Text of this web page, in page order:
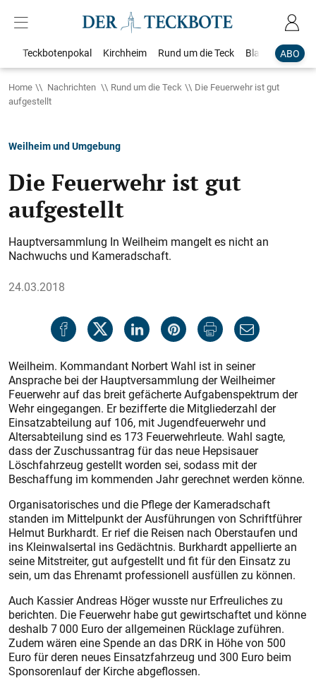
ABO
Teckbotenpokal Kirchheim Rund um die Teck Blaulicht
Home Nachrichten Rund um die Teck
Die Feuerwehr ist gut
aufgestellt
Weilheim und Umgebung
Die Feuerwehr ist gut
aufgestellt
Hauptversammlung In Weilheim mangelt es nicht an
Nachwuchs und Kameradschaft.
24.03.2018
Weilheim. Kommandant Norbert Wahl ist in seiner
Ansprache bei der Hauptversammlung der Weilheimer
Feuerwehr auf das breit gefächerte Aufgabenspektrum der
Wehr eingegangen. Er bezifferte die Mitgliederzahl der
Einsatzabteilung auf 106, mit Jugendfeuerwehr und
Altersabteilung sind es 173 Feuerwehrleute. Wahl sagte,
dass der Zuschussantrag für das neue Hepsisauer
Löschfahrzeug gestellt worden sei, sodass mit der
Beschaffung im kommenden Jahr gerechnet werden könne.
Organisatorisches und die Pflege der Kameradschaft
standen im Mittelpunkt der Ausführungen von Schriftführer
Helmut Burkhardt. Er rief die Reisen nach Oberstaufen und
ins Kleinwalsertal ins Gedächtnis. Burkhardt appellierte an
seine Mitstreiter, gut aufgestellt und fit für den Einsatz zu
sein, um das Ehrenamt professionell ausfüllen zu können.
Auch Kassier Andreas Höger wusste nur Erfreuliches zu
berichten. Die Feuerwehr habe gut gewirtschaftet und könne
deshalb 7 000 Euro der allgemeinen Rücklage zuführen.
Zudem wären eine Spende an das DRK in Höhe von 500
Euro für deren neues Einsatzfahrzeug und 300 Euro beim
Sponsorenlauf der Kirche abgeflossen.